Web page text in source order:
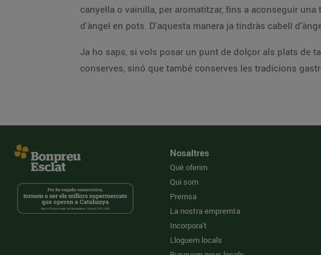
canyella o vainilla, per aromatitzar, fins a aconseguir
d'àngel en pots. D'aquesta manera ja tindràs cabell
Ja ho saps, si vols posar un punt de dolçor als plats de
conserves, sinó que també conserves les tradicions
Nosaltres
Què oferim
Qui som
Premsa
La nostra empremta
Incorpora't
Lloguem locals